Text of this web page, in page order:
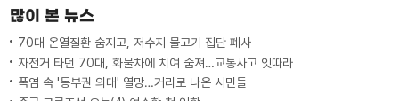
많이 본 뉴스
70대 온열질환 숨지고, 저수지 물고기 집단 폐사
자전거 타던 70대, 화물차에 치여 숨져…교통사고 잇따라
폭염 속 '동부권 의대' 열망…거리로 나온 시민들